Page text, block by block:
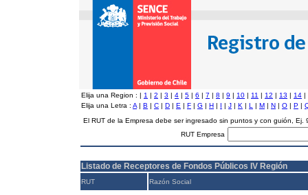
Elija una Region : | 1 | 2 | 3 | 4 | 5 | 6 | 7 | 8 | 9 | 10 | 11 | 12 | 13 | 14 |
Elija una Letra : A | B | C | D | E | F | G | H | I | J | K | L | M | N | O | P |
El RUT de la Empresa debe ser ingresado sin puntos y con guión, Ej.
RUT Empresa
Listado de Receptores de Fondos Públicos IV Región
RUT Razón Social